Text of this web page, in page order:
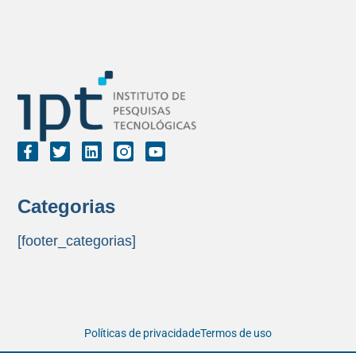
Categorias
[footer_categorias]
Políticas de privacidadeTermos de uso